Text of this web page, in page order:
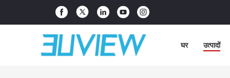
घर उत्पादों